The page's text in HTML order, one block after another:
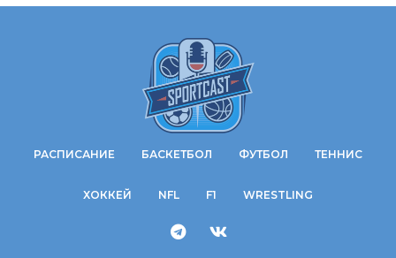
РАСПИСАНИЕ БАСКЕТБОЛ ФУТБОЛ ТЕННИС
ХОККЕЙ NFL F1 WRESTLING